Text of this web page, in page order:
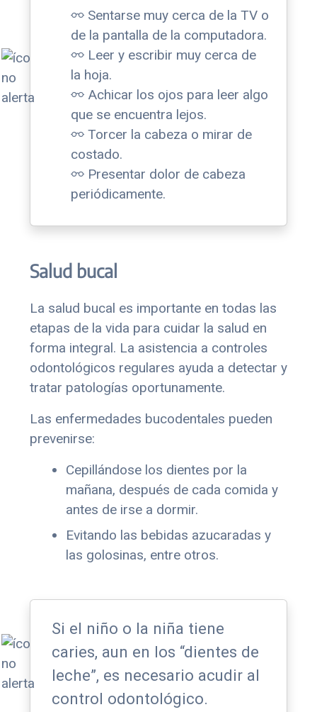
Sentarse muy cerca de la TV o
de la pantalla de la computadora.
Leer y escribir muy cerca de
la hoja.
Achicar los ojos para leer algo
que se encuentra lejos.
Torcer la cabeza o mirar de
costado.
Presentar dolor de cabeza
periódicamente.
Salud bucal
La salud bucal es importante en todas las
etapas de la vida para cuidar la salud en
forma integral. La asistencia a controles
odontológicos regulares ayuda a detectar y
tratar patologías oportunamente.
Las enfermedades bucodentales pueden
prevenirse:
Cepillándose los dientes por la
mañana, después de cada comida y
antes de irse a dormir.
Evitando las bebidas azucaradas y
las golosinas, entre otros.
Si el niño o la niña tiene
caries, aun en los “dientes de
leche”, es necesario acudir al
control odontológico.